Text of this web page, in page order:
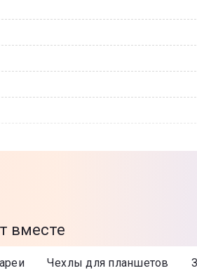
вместе
Чехлы для планшетов